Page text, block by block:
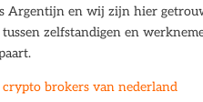
Argentijn en wij zijn hier
zelfstandigen en
brokers van nederland